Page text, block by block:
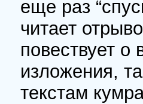
еще раз
читает
повествует
изложения,
текстам